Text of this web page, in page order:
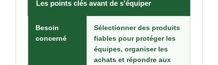
Les points clés avant de s'équiper
Besoin
concerné
Sélectionner des produits
fiables pour protéger les
équipes, organiser les
achats et répondre aux